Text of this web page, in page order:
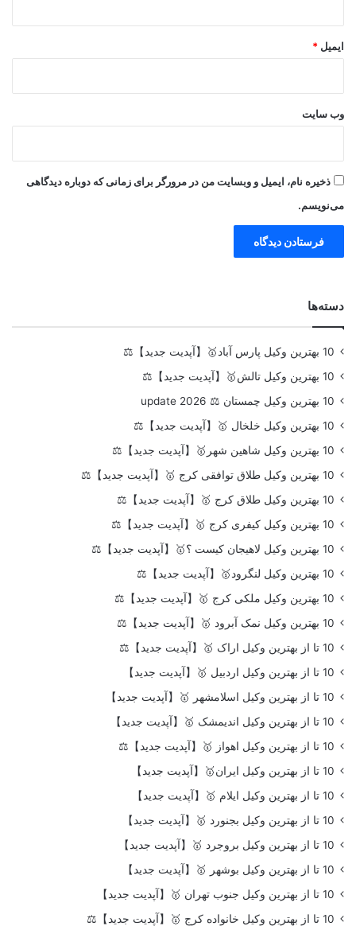
ایمیل *
وب‌ سایت
ذخیره نام، ایمیل و وبسایت من در مرورگر برای زمانی که دوباره دیدگاهی
می‌نویسم.
دسته‌ها
10 بهترین وکیل پارس آباد🥇【آپدیت جدید】⚖️
10 بهترین وکیل تالش🥇【آپدیت جدید】⚖️
10 بهترین وکیل چمستان ⚖️ update 2026
10 بهترین وکیل خلخال 🥇【آپدیت جدید】⚖️
10 بهترین وکیل شاهین شهر🥇【آپدیت جدید】⚖️
10 بهترین وکیل طلاق توافقی کرج 🥇【آپدیت جدید】⚖️
10 بهترین وکیل طلاق کرج 🥇【آپدیت جدید】⚖️
10 بهترین وکیل کیفری کرج 🥇【آپدیت جدید】⚖️
10 بهترین وکیل لاهیجان کیست ؟🥇【آپدیت جدید】⚖️
10 بهترین وکیل لنگرود🥇【آپدیت جدید】⚖️
10 بهترین وکیل ملکی کرج 🥇【آپدیت جدید】⚖️
10 بهترین وکیل نمک آبرود 🥇【آپدیت جدید】⚖️
10 تا از بهترین وکیل اراک 🥇【آپدیت جدید】⚖️
10 تا از بهترین وکیل اردبیل 🥇【آپدیت جدید】
10 تا از بهترین وکیل اسلامشهر 🥇【آپدیت جدید】
10 تا از بهترین وکیل اندیمشک 🥇【آپدیت جدید】
10 تا از بهترین وکیل اهواز 🥇【آپدیت جدید】⚖️
10 تا از بهترین وکیل ایران🥇【آپدیت جدید】
10 تا از بهترین وکیل ایلام 🥇【آپدیت جدید】
10 تا از بهترین وکیل بجنورد 🥇【آپدیت جدید】
10 تا از بهترین وکیل بروجرد 🥇【آپدیت جدید】
10 تا از بهترین وکیل بوشهر 🥇【آپدیت جدید】
10 تا از بهترین وکیل جنوب تهران 🥇【آپدیت جدید】
10 تا از بهترین وکیل خانواده کرج 🥇【آپدیت جدید】⚖️